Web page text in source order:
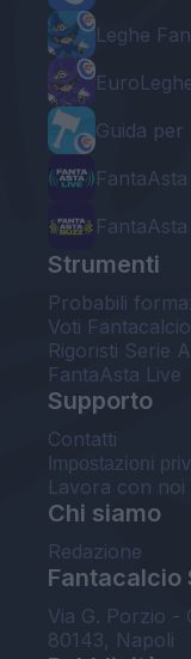
Leghe
Guida
Strumenti
Probabili
Voti
Rigoristi Serie A
FantaAsta Live
Supporto
Contatti
Impostazioni
Lavora con noi
Chi siamo
Redazione
Fantacalcio
Via G. Porzio -
80143, Napoli